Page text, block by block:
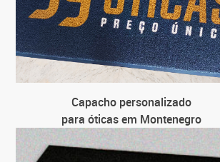
Capacho personalizado
para óticas em Montenegro